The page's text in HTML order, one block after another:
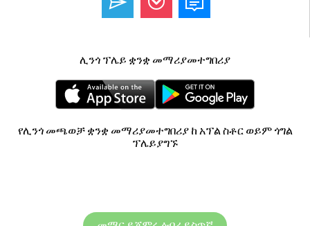
ሊንጎ ፕሌይ ቋንቋ መማሪያመተግበሪያ
የሊንጎ መጫወቻ ቋንቋ መማሪያመተግበሪያ ከ አፕል ስቶር ወይም ጎግል
ፕሌይያግኙ